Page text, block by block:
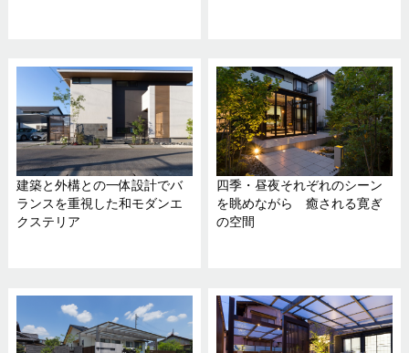
建築と外構との一体設計でバ
ランスを重視した和モダンエ
クステリア
四季・昼夜それぞれのシーン
を眺めながら 癒される寛ぎ
の空間